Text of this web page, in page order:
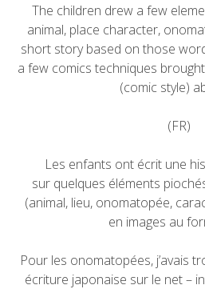
The children drew a few
animal, place character,
short story based on those
a few comics techniques
(comic style)
(FR)
Les enfants ont écrit une
sur quelques éléments
(animal, lieu, onomatopée,
en images au
Pour les onomatopées, j’avais
écriture japonaise sur le net –